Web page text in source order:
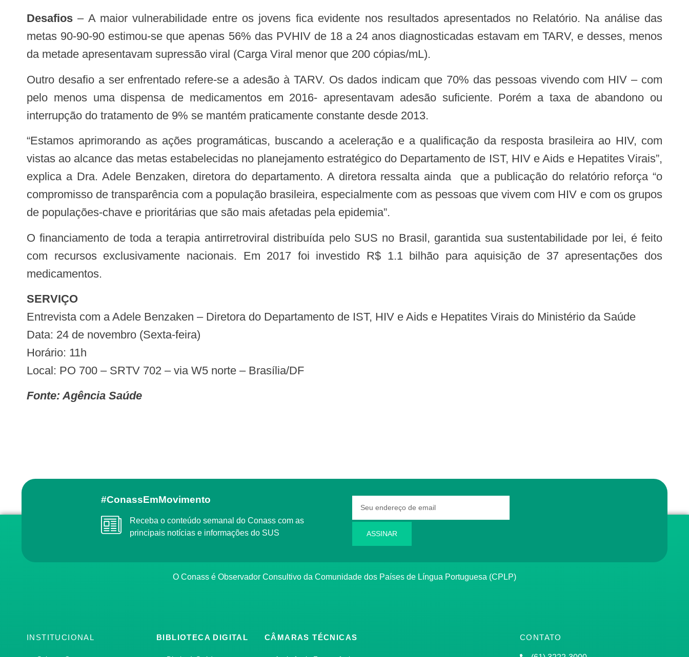
Desafios – A maior vulnerabilidade entre os jovens fica evidente nos resultados apresentados no Relatório. Na análise das
metas 90-90-90 estimou-se que apenas 56% das PVHIV de 18 a 24 anos diagnosticadas estavam em TARV, e desses, menos
da metade apresentavam supressão viral (Carga Viral menor que 200 cópias/mL).
Outro desafio a ser enfrentado refere-se a adesão à TARV. Os dados indicam que 70% das pessoas vivendo com HIV – com
pelo menos uma dispensa de medicamentos em 2016- apresentavam adesão suficiente. Porém a taxa de abandono ou
interrupção do tratamento de 9% se mantém praticamente constante desde 2013.
“Estamos aprimorando as ações programáticas, buscando a aceleração e a qualificação da resposta brasileira ao HIV, com
vistas ao alcance das metas estabelecidas no planejamento estratégico do Departamento de IST, HIV e Aids e Hepatites Virais”,
explica a Dra. Adele Benzaken, diretora do departamento. A diretora ressalta ainda que a publicação do relatório reforça “o
compromisso de transparência com a população brasileira, especialmente com as pessoas que vivem com HIV e com os grupos
de populações-chave e prioritárias que são mais afetadas pela epidemia”.
O financiamento de toda a terapia antirretroviral distribuída pelo SUS no Brasil, garantida sua sustentabilidade por lei, é feito
com recursos exclusivamente nacionais. Em 2017 foi investido R$ 1.1 bilhão para aquisição de 37 apresentações dos
medicamentos.
SERVIÇO
Entrevista com a Adele Benzaken – Diretora do Departamento de IST, HIV e Aids e Hepatites Virais do Ministério da Saúde
Data: 24 de novembro (Sexta-feira)
Horário: 11h
Local: PO 700 – SRTV 702 – via W5 norte – Brasília/DF
Fonte: Agência Saúde
#ConassEmMovimento
Receba o conteúdo semanal do Conass com as
principais notícias e informações do SUS
ASSINAR
O Conass é Observador Consultivo da Comunidade dos Países de Língua Portuguesa (CPLP)
INSTITUCIONAL BIBLIOTECA DIGITAL CÂMARAS TÉCNICAS CONTATO